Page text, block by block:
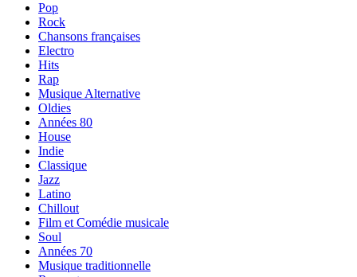
Pop
Rock
Chansons françaises
Electro
Hits
Rap
Musique Alternative
Oldies
Années 80
House
Indie
Classique
Jazz
Latino
Chillout
Film et Comédie musicale
Soul
Années 70
Musique traditionnelle